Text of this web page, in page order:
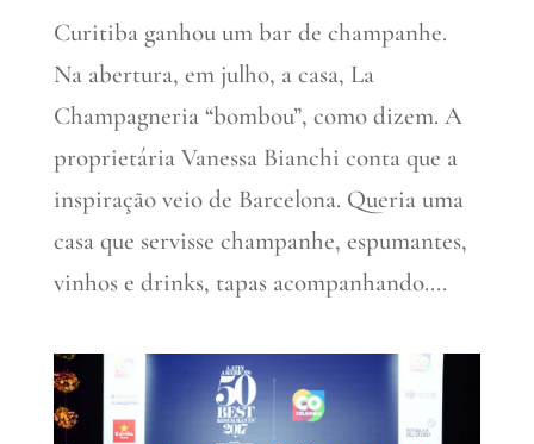
Curitiba ganhou um bar de champanhe.
Na abertura, em julho, a casa, La
Champagneria “bombou”, como dizem. A
proprietária Vanessa Bianchi conta que a
inspiração veio de Barcelona. Queria uma
casa que servisse champanhe, espumantes,
vinhos e drinks, tapas acompanhando....